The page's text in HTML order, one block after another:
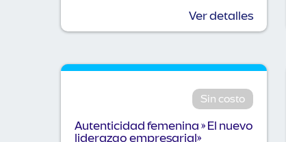
Ver detalles
Sin costo
Autenticidad femenina » El nuevo
liderazgo empresarial»